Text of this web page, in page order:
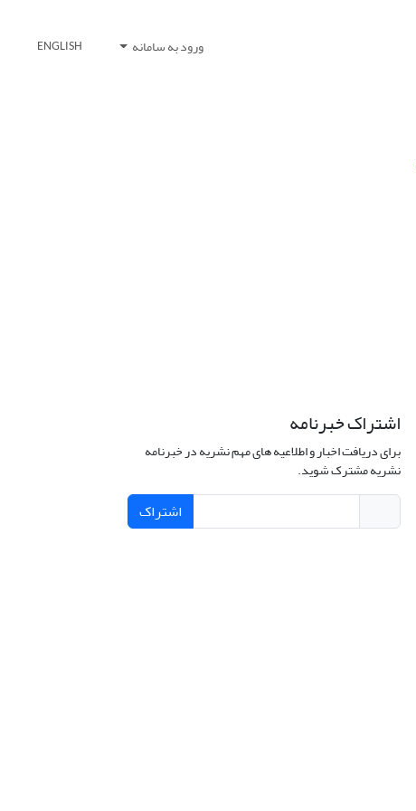
ورود به سامانه ENGLISH
اشتراک خبرنامه
برای دریافت اخبار و اطلاعیه های مهم نشریه در خبرنامه
نشریه مشترک شوید.
اشتراک